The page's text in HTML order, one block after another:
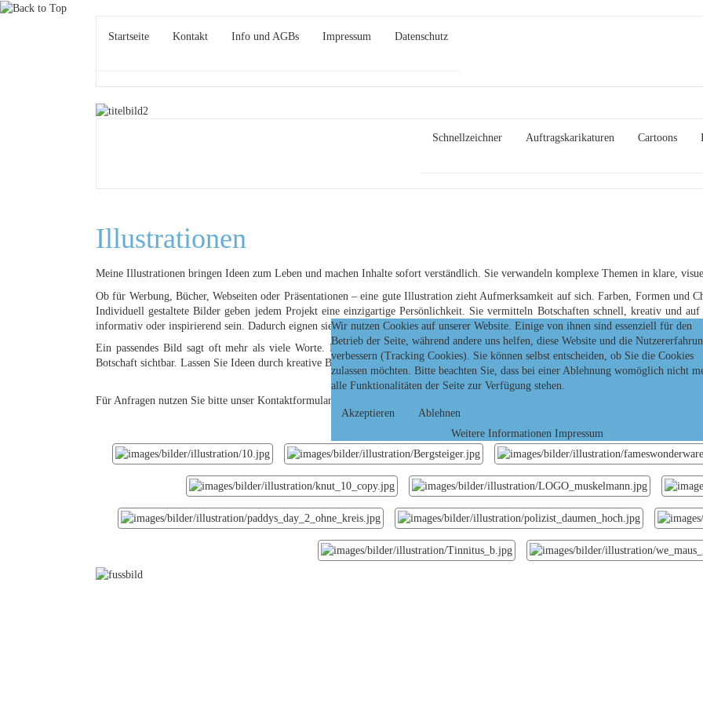
Startseite Kontakt Info und AGBs Impressum Datenschutz
Schnellzeichner Auftragskarikaturen Cartoons
Illustrationen
Meine Illustrationen bringen Ideen zum Leben und machen Inhalte sofort verständlich. Sie verwandeln komplexe Themen in klare,
Ob für Werbung, Bücher, Webseiten oder Präsentationen – eine gute Illustration zieht Aufmerksamkeit auf sich. Farben, Formen und
Individuell gestaltete Bilder geben jedem Projekt eine einzigartige Persönlichkeit. Sie vermitteln Botschaften schnell, kreativ und
informativ oder inspirierend sein. Dadurch eignen sie sich perfekt, um Produkte, Dienstleistungen oder Geschichten lebendig
Ein passendes Bild sagt oft mehr als viele Worte. Kreative Zeichnungen sorgen für Wiedererkennung und stärken den Eindruck
Botschaft sichtbar. Lassen Sie Ideen durch kreative Bilder wirken.
Für Anfragen nutzen Sie bitte unser Kontaktformular
Wir nutzen Cookies auf unserer Website. Einige von ihnen sind essenziell für den
Betrieb der Seite, während andere uns helfen, diese Website und die
verbessern (Tracking Cookies). Sie können selbst entscheiden, ob Sie die Cookies
zulassen möchten. Bitte beachten Sie, dass bei einer Ablehnung womöglich nicht
alle Funktionalitäten der Seite zur Verfügung stehen.
Akzeptieren
Ablehnen
Weitere Informationen Impressum